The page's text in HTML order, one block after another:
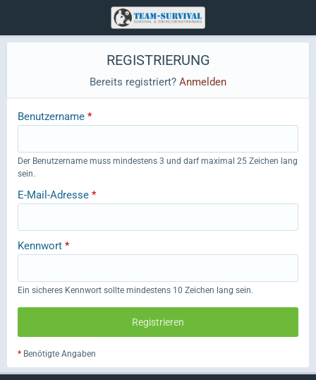
REGISTRIERUNG
Bereits registriert? Anmelden
Benutzername *
Der Benutzername muss mindestens 3 und darf maximal 25 Zeichen lang
sein.
E-Mail-Adresse *
Kennwort *
Ein sicheres Kennwort sollte mindestens 10 Zeichen lang sein.
* Benötigte Angaben